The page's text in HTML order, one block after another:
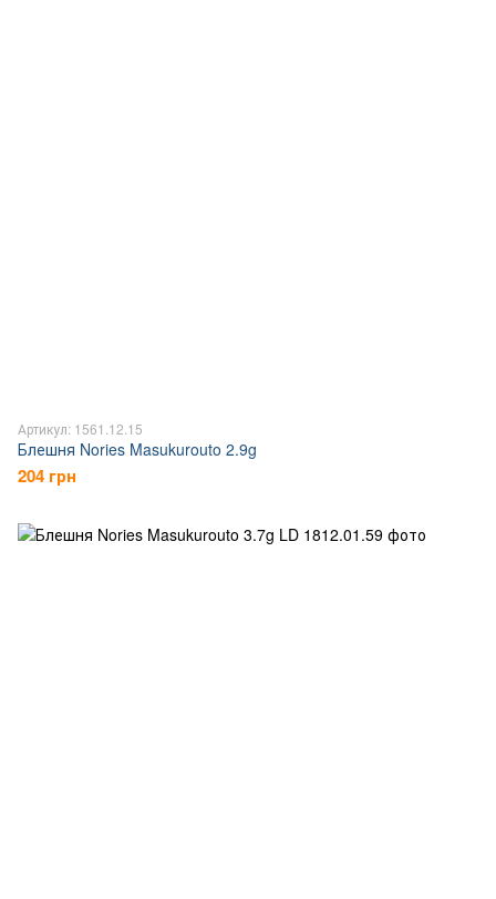
Артикул: 1561.12.15
Блешня Nories Masukurouto 2.9g
204 грн